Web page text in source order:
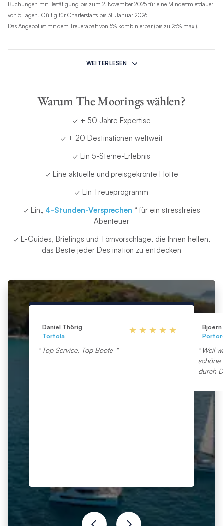
Buchungen mit Bestätigung bis zum 2. November 2025 für eine Mindestmietdauer
von 5 Tagen. Gültig für Charterstarts bis 31. Januar 2026.
Das Angebot ist mit dem Treuerabatt von 5% kombinierbar (bis zu 25% max.).
Das Angebot gilt nicht für Regatten, unterliegt der Verfügbarkeit und jederzeit
zurückgezogen werden. Es ist nur für Neubuchungen gültig und erfordert eine
Rabatt gilt nur für die Bootsmiete und kann nicht für andere Artikel oder Produkte
verwendet werden. Alle Buchungen unterliegen den Buchungsbedingungen von
Das Angebot gilt nicht für die folgenden Zeiträume:
Zeitraum Anfang ENDE
WEITERLESEN
Warum The Moorings wählen?
✓ + 50 Jahre Expertise
✓ + 20 Destinationen weltweit
✓ Ein 5-Sterne-Erlebnis
✓ Eine aktuelle und preisgekrönte Flotte
✓ Ein Treueprogramm
✓ Ein„4-Stunden-Versprechen “ für ein stressfreies
Abenteuer
✓ E-Guides, Briefings und Törnvorschläge, die Ihnen helfen,
das Beste jeder Destination zu entdecken
Daniel Thörig
Tortola
Top Service, Top Boote
Bjoern
Weil
schöne
durch